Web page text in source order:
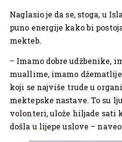
Naglasio je da se, stoga, u
puno energije kako bi
mekteb.
– Imamo dobre udžbenike,
muallime, imamo
koji se najviše trude u
mektepske nastave. To su
volonteri, ulože hiljade sati
došla u lijepe uslove –